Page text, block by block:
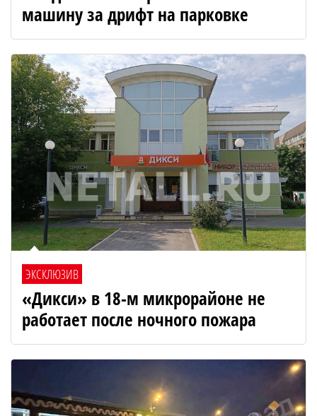
машину за дрифт на парковке
ЭКСКЛЮЗИВ
«Дикси» в 18-м микрорайоне не
работает после ночного пожара